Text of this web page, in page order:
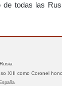
de todas las
XIII como Coronel